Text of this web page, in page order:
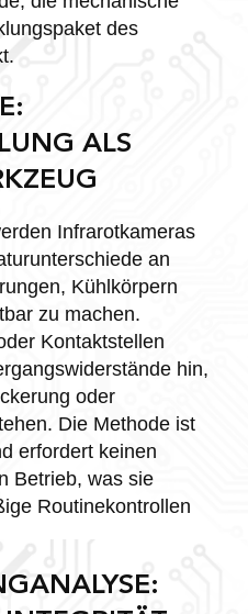
des
ALS
Infrarotkameras
an
Kühlkörpern
zu machen.
Kontaktstellen
hin,
oder
Die Methode ist
erfordert keinen
Betrieb, was sie
Routinekontrollen